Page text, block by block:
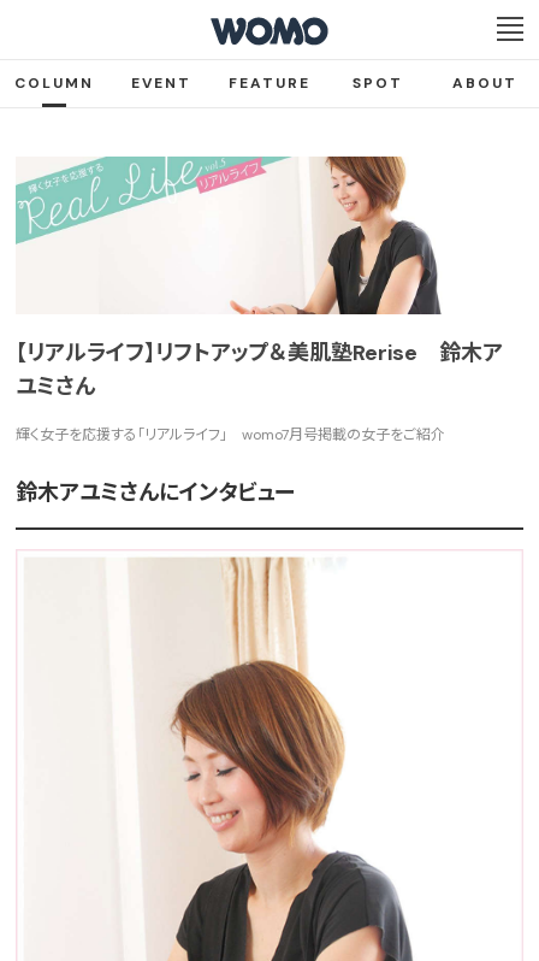
COLUMN EVENT FEATURE SPOT ABOUT
【リアルライフ】リフトアップ＆美肌塾Rerise 鈴木ア
ユミさん
輝く女子を応援する「リアルライフ」 womo7月号掲載の女子をご紹介
鈴木アユミさんにインタビュー